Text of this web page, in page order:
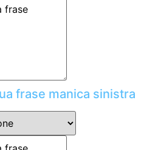
frase manica sinistra